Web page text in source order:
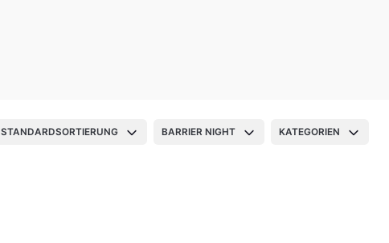
STANDARDSORTIERUNG BARRIER NIGHT KATEGORIEN